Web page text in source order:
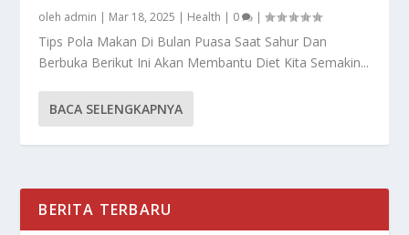
oleh admin | Mar 18, 2025 | Health | 0 |
Tips Pola Makan Di Bulan Puasa Saat Sahur Dan
Berbuka Berikut Ini Akan Membantu Diet Kita Semakin...
BACA SELENGKAPNYA
BERITA TERBARU